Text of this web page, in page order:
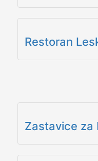
Restoran
Zastavice za